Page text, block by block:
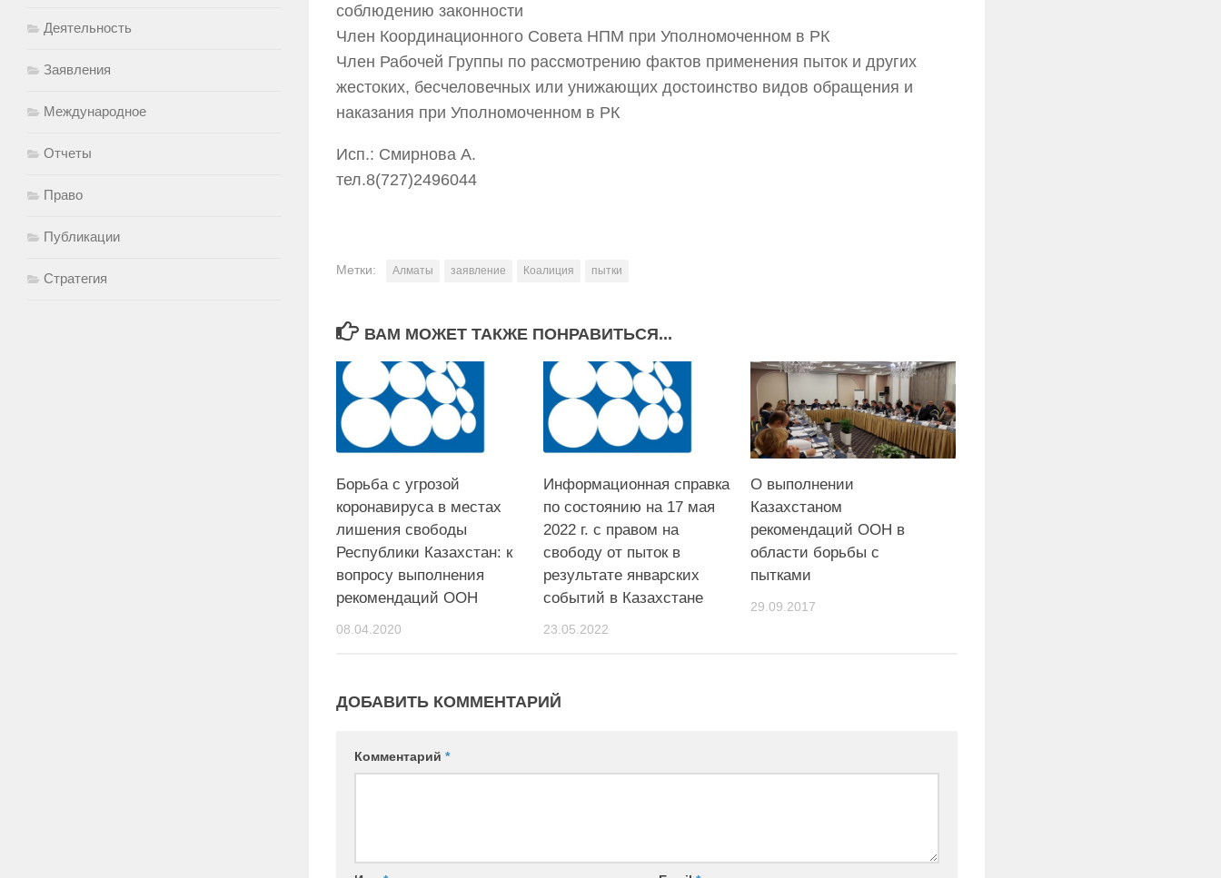
соблюдению законности
Член Координационного Совета НПМ при Уполномоченном в РК
Член Рабочей Группы по рассмотрению фактов применения пыток и других
жестоких, бесчеловечных или унижающих достоинство видов обращения и
наказания при Уполномоченном в РК
Исп.: Смирнова А.
тел.8(727)2496044
Метки: Алматы заявление Коалиция пытки
ВАМ МОЖЕТ ТАКЖЕ ПОНРАВИТЬСЯ...
Борьба с угрозой
коронавируса в местах
лишения свободы
Республики Казахстан: к
вопросу выполнения
рекомендаций ООН
08.04.2020
Информационная справка
по состоянию на 17 мая
2022 г. с правом на
свободу от пыток в
результате январских
событий в Казахстане
23.05.2022
О выполнении
Казахстаном
рекомендаций ООН в
области борьбы с
пытками
29.09.2017
ДОБАВИТЬ КОММЕНТАРИЙ
Комментарий *
Деятельность
Заявления
Международное
Отчеты
Право
Публикации
Стратегия